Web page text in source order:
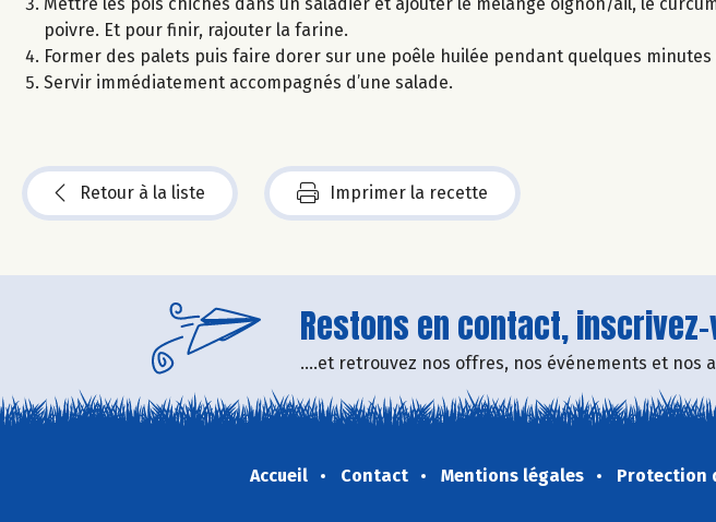
poivre. Et pour finir, rajouter la farine.
Former des palets puis faire dorer sur une poêle huilée pendant quelques minutes
Servir immédiatement accompagnés d’une salade.
Retour à la liste Imprimer la recette
Restons en contact,
....et retrouvez nos offres, nos événements et nos
Accueil Contact Mentions légales Protection